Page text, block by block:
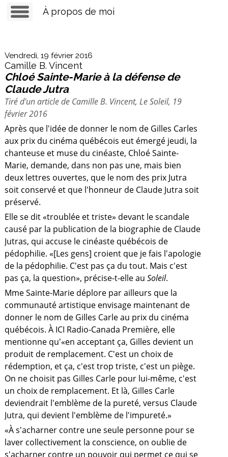
Vendredi, 19 février 2016
Camille B. Vincent
Chloé Sainte-Marie à la défense de
Claude Jutra
Tiré d'un article de Camille B. Vincent, Le Soleil, 19
février 2016
Après que l'idée de donner le nom de Gilles Carles
aux prix du cinéma québécois eut émergé jeudi, la
chanteuse et muse du cinéaste, Chloé Sainte-
Marie, demande, dans non pas une, mais bien
deux lettres ouvertes, que le nom des prix Jutra
soit conservé et que l'honneur de Claude Jutra soit
préservé.
Elle se dit «troublée et triste» devant le scandale
causé par la publication de la biographie de Claude
Jutras, qui accuse le cinéaste québécois de
pédophilie. «[Les gens] croient que je fais l'apologie
de la pédophilie. C'est pas ça du tout. Mais c'est
pas ça, la question», précise-t-elle au Soleil.
Mme Sainte-Marie déplore par ailleurs que la
communauté artistique envisage maintenant de
donner le nom de Gilles Carle au prix du cinéma
québécois. À ICI Radio-Canada Première, elle
mentionne qu'«en acceptant ça, Gilles devient un
produit de remplacement. C'est un choix de
rédemption, et ça, c'est trop triste, c'est un piège.
On ne choisit pas Gilles Carle pour lui-même, c'est
un choix de remplacement. Et là, Gilles Carle
deviendrait l'emblème de la pureté, versus Claude
Jutra, qui devient l'emblème de l'impureté.»
«À s'acharner contre une seule personne pour se
laver collectivement la conscience, on oublie de
s'acharner contre un pouvoir qui permet ce qui se
À propos de moi